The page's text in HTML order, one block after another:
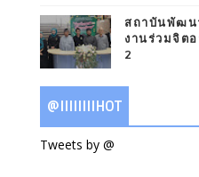
สถาบันพัฒน
งานร่วมจิต
2
@IIIIIIIIHOT
Tweets by @